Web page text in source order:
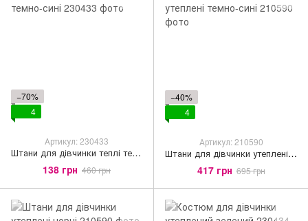
−70%
4
Артикул: 230433
Штани для дівчинки теплі темно-сині
138 грн 460 грн
−40%
4
Артикул: 210590
Штани для дівчинки утеплені темно-сині
417 грн 695 грн